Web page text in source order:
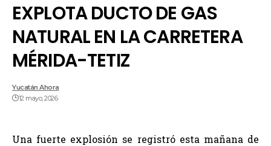
EXPLOTA DUCTO DE GAS
NATURAL EN LA CARRETERA
MÉRIDA-TETIZ
Yucatán Ahora
12 mayo, 2026
Una fuerte explosión se registró esta mañana de